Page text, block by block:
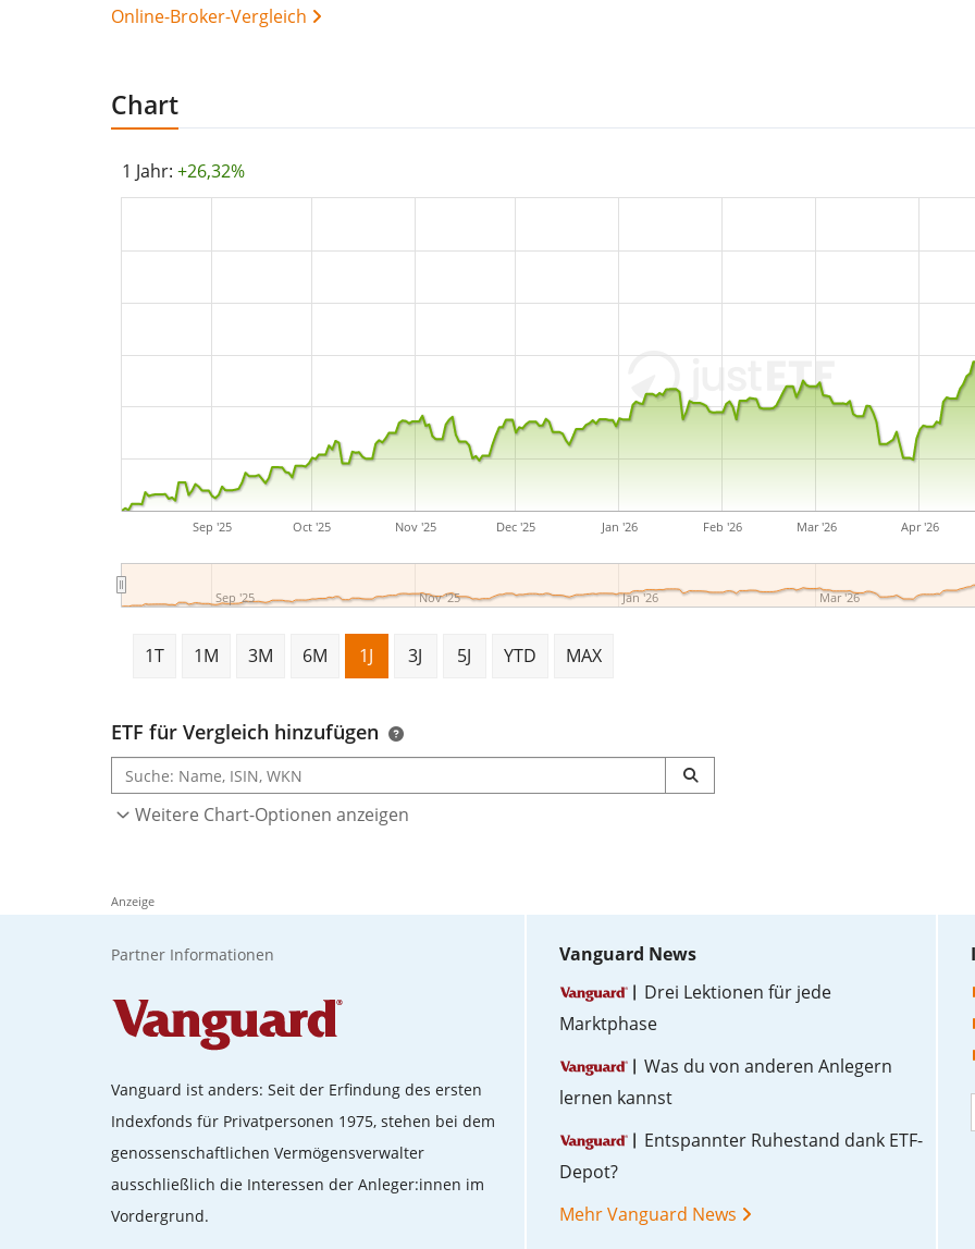
Online-Broker-Vergleich
Chart
1 Jahr: +26,32%
Sep '25 Oct '25 Nov '25 Dec '25 Jan '26 Feb '26 Mar '26 Apr '26
Sep '25 Nov '25 Jan '26 Mar '26
1T 1M 3M 6M 1J 3J 5J YTD MAX
ETF für Vergleich hinzufügen
Weitere Chart-Optionen anzeigen
Anzeige
Partner Informationen
Vanguard ist anders: Seit der Erfindung des ersten
Indexfonds für Privatpersonen 1975, stehen bei dem
genossenschaftlichen Vermögensverwalter
ausschließlich die Interessen der Anleger:innen im
Vordergrund.
Vanguard News
Drei Lektionen für jede
Marktphase
Was du von anderen Anlegern
lernen kannst
Entspannter Ruhestand dank ETF-
Depot?
Mehr Vanguard News